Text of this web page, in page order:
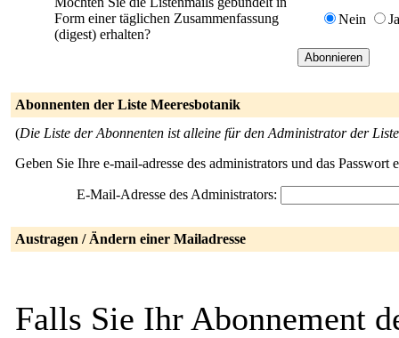
Form einer täglichen Zusammenfassung
(digest) erhalten?
Nein Ja
Abonnenten der Liste Meeresbotanik
(Die Liste der Abonnenten ist alleine für den Administrator der
Geben Sie Ihre e-mail-adresse des administrators und das
E-Mail-Adresse des Administrators:
Austragen / Ändern einer Mailadresse
Falls Sie Ihr Abonnement